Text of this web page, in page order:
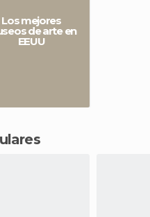
Los mejores
de arte en
EEUU